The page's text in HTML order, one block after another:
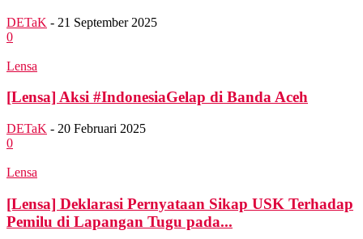
DETaK - 21 September 2025
0
Lensa
[Lensa] Aksi #IndonesiaGelap di Banda Aceh
DETaK - 20 Februari 2025
0
Lensa
[Lensa] Deklarasi Pernyataan Sikap USK Terhadap
Pemilu di Lapangan Tugu pada...